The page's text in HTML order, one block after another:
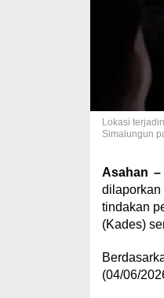
Lokasi
Simalungun
Asahan –
tindakan
(Kades)
(04/06/